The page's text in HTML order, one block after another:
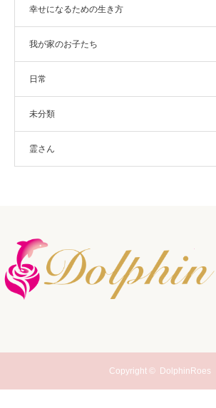
幸せになるための生き方
我が家のお子たち
日常
未分類
霊さん
Copyright © DolphinRoes